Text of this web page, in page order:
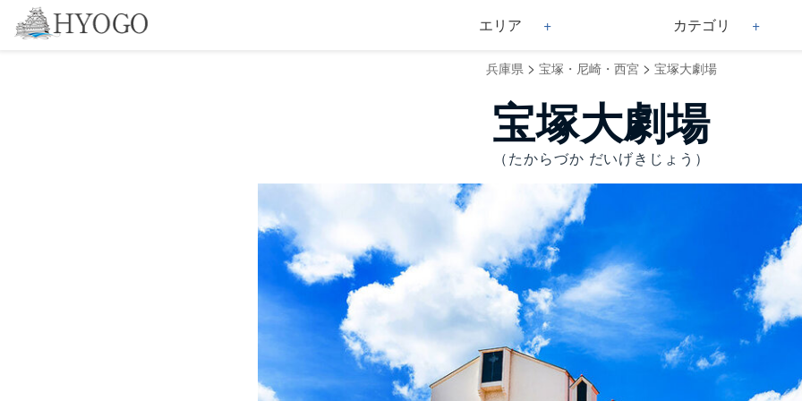
エリア カテゴリ
兵庫県 > 宝塚・尼崎・西宮 > 宝塚大劇場
宝塚大劇場
（たからづか だいげきじょう）